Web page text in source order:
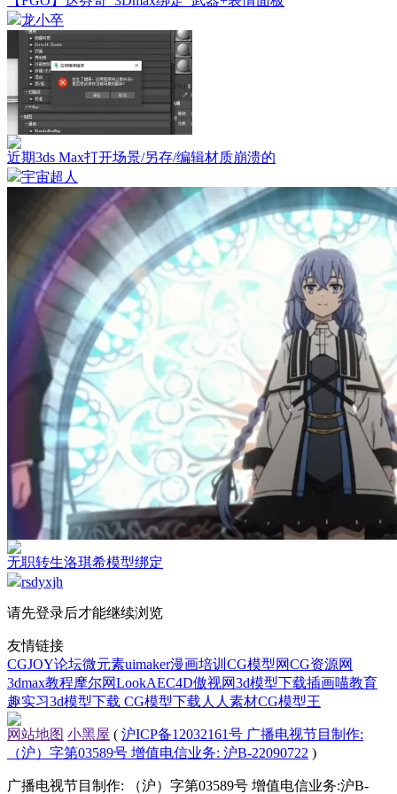
龙小卒
近期3ds Max打开场景/另存/编辑材质崩溃的
宇宙超人
无职转生洛琪希模型绑定
rsdyxjh
请先登录后才能继续浏览
友情链接
CGJOY论坛微元素uimaker漫画培训 CG模型网CG资源网
3dmax教程摩尔网LookAEC4D傲视网3d模型下载插画喵教育
趣实习3d模型下载 CG模型下载 人人素材CG模型王
网站地图 小黑屋 ( 沪ICP备12032161号 广播电视节目制作:
（沪）字第03589号 增值电信业务: 沪B-22090722 )
广播电视节目制作: （沪）字第03589号 增值电信业务:沪B-